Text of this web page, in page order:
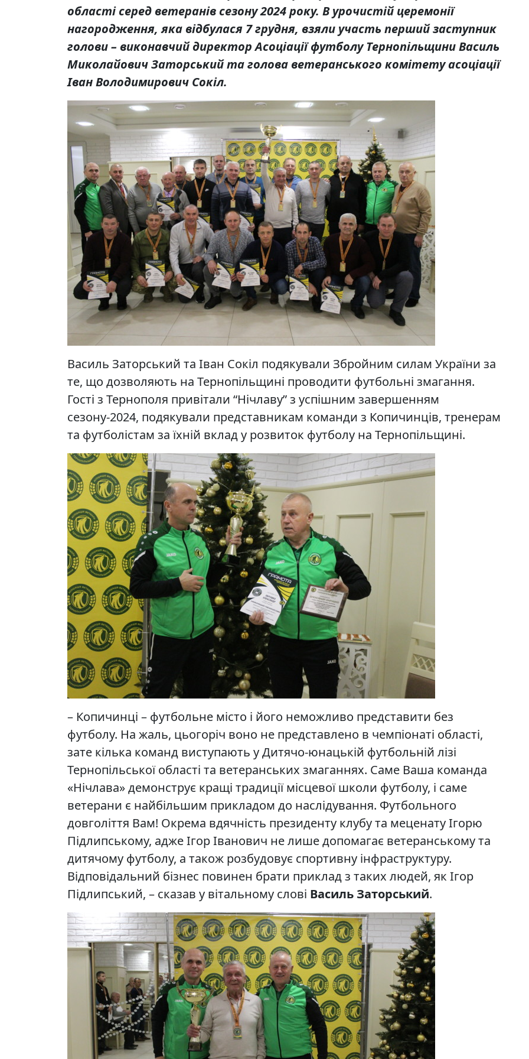
області серед ветеранів сезону 2024 року. В урочистій церемонії
нагородження, яка відбулася 7 грудня, взяли участь перший заступник
голови – виконавчий директор Асоціації футболу Тернопільщини Василь
Миколайович Заторський та голова ветеранського комітету асоціації
Іван Володимирович Сокіл.
Василь Заторський та Іван Сокіл подякували Збройним силам України за
те, що дозволяють на Тернопільщині проводити футбольні змагання.
Гості з Тернополя привітали “Нічлаву” з успішним завершенням
сезону-2024, подякували представникам команди з Копичинців, тренерам
та футболістам за їхній вклад у розвиток футболу на Тернопільщині.
– Копичинці – футбольне місто і його неможливо представити без
футболу. На жаль, цьогоріч воно не представлено в чемпіонаті області,
зате кілька команд виступають у Дитячо-юнацькій футбольній лізі
Тернопільської області та ветеранських змаганнях. Саме Ваша команда
«Нічлава» демонструє кращі традиції місцевої школи футболу, і саме
ветерани є найбільшим прикладом до наслідування. Футбольного
довголіття Вам! Окрема вдячність президенту клубу та меценату Ігорю
Підлипському, адже Ігор Іванович не лише допомагає ветеранському та
дитячому футболу, а також розбудовує спортивну інфраструктуру.
Відповідальний бізнес повинен брати приклад з таких людей, як Ігор
Підлипський, – сказав у вітальному слові Василь Заторський.